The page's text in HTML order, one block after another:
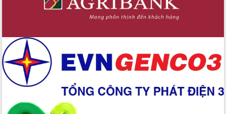
Định vị cà phê Việt Nam như một “di
sản sống” trong dòng chảy toàn cầu
sống người dân từ những mô hình thiết
Quyết liệt tháo gỡ vướng mắc, đẩy
nhanh tiến độ các dự án trọng điểm
trong Khu kinh tế Nam Phú Yên
Hòn Yến phát triển du lịch gắn với bảo
tồn biển